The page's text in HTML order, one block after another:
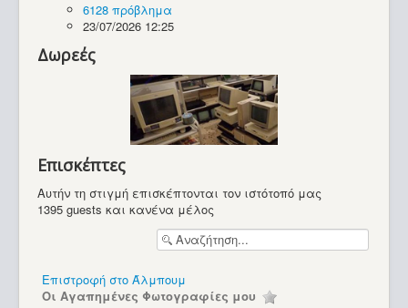
Υπολογιστές
6128 πρόβλημα
23/07/2026 12:25
Δωρεές
Επισκέπτες
Αυτήν τη στιγμή επισκέπτονται τον ιστότοπό μας
1395 guests και κανένα μέλος
Επιστροφή στο Άλμπουμ
Οι Αγαπημένες Φωτογραφίες μου